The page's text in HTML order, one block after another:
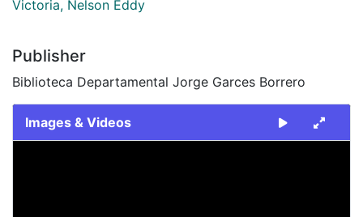
Victoria, Nelson Eddy
Publisher
Biblioteca Departamental Jorge Garces Borrero
Images & Videos